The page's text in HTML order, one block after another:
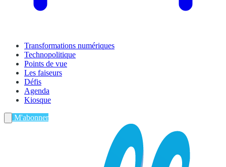
Transformations numériques
Technopolitique
Points de vue
Les faiseurs
Défis
Agenda
Kiosque
M'abonner